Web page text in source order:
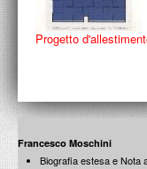
RECENSIONI
MOSTRE
DUETTI / DUELLI
LABORATORI DI
Progetto
Francesco Moschini
Biografia estesa e Nota